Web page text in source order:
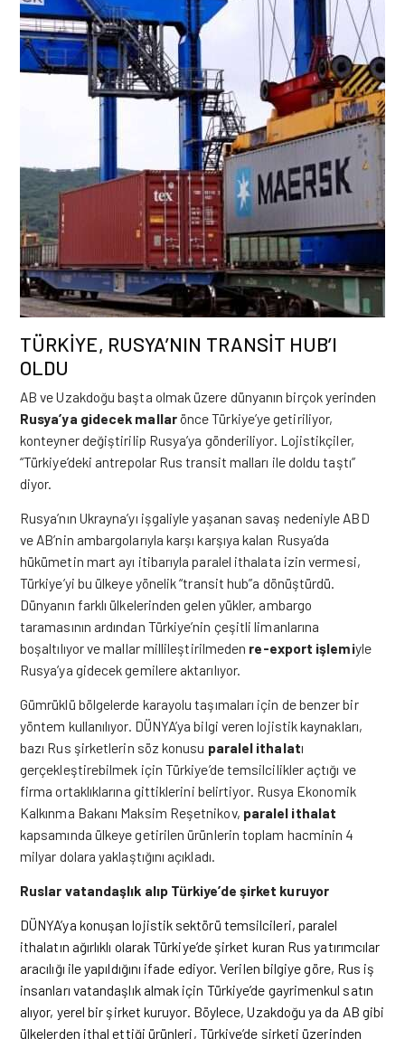
TÜRKİYE, RUSYA’NIN TRANSİT HUB’I
OLDU
AB ve Uzakdoğu başta olmak üzere dünyanın birçok yerinden
Rusya’ya gidecek mallarönce Türkiye’ye getiriliyor,
konteyner değiştirilip Rusya’ya gönderiliyor. Lojistikçiler,
“Türkiye’deki antrepolar Rus transit malları ile doldu taştı”
diyor.
Rusya’nın Ukrayna’yı işgaliyle yaşanan savaş nedeniyle ABD
ve AB’nin ambargolarıyla karşı karşıya kalan Rusya’da
hükümetin mart ayı itibarıyla paralel ithalata izin vermesi,
Türkiye’yi bu ülkeye yönelik “transit hub”a dönüştürdü.
Dünyanın farklı ülkelerinden gelen yükler, ambargo
taramasının ardından Türkiye’nin çeşitli limanlarına
boşaltılıyor ve mallar millileştirilmeden re-export işlemiyle
Rusya’ya gidecek gemilere aktarılıyor.
Gümrüklü bölgelerde karayolu taşımaları için de benzer bir
yöntem kullanılıyor. DÜNYA’ya bilgi veren lojistik kaynakları,
bazı Rus şirketlerin söz konusu paralel ithalatı
gerçekleştirebilmek için Türkiye’de temsilcilikler açtığı ve
firma ortaklıklarına gittiklerini belirtiyor. Rusya Ekonomik
Kalkınma Bakanı Maksim Reşetnikov, paralel ithalat
kapsamında ülkeye getirilen ürünlerin toplam hacminin 4
milyar dolara yaklaştığını açıkladı.
Ruslar vatandaşlık alıp Türkiye’de şirket kuruyor
DÜNYA’ya konuşan lojistik sektörü temsilcileri, paralel
ithalatın ağırlıklı olarak Türkiye’de şirket kuran Rus yatırımcılar
aracılığı ile yapıldığını ifade ediyor. Verilen bilgiye göre, Rus iş
insanları vatandaşlık almak için Türkiye’de gayrimenkul satın
alıyor, yerel bir şirket kuruyor. Böylece, Uzakdoğu ya da AB gibi
ülkelerden ithal ettiği ürünleri, Türkiye’de şirketi üzerinden